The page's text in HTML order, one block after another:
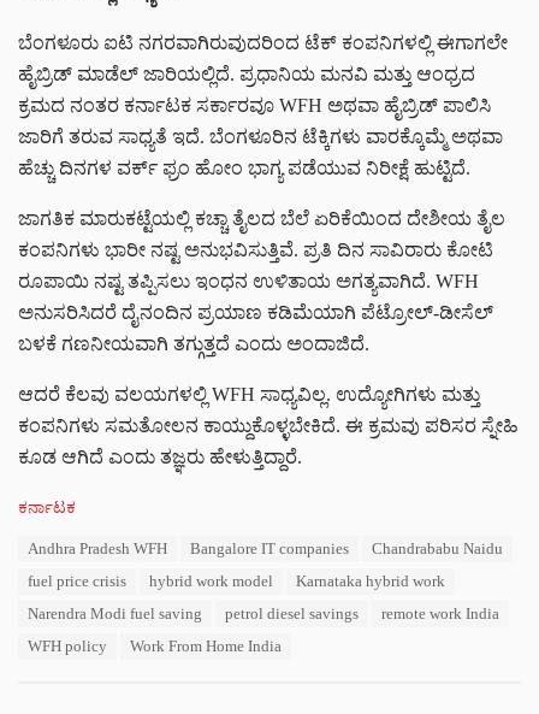
ಬೆಂಗಳೂರು ಐಟಿ ನಗರವಾಗಿರುವುದರಿಂದ ಟೆಕ್ ಕಂಪನಿಗಳಲ್ಲಿ ಈಗಾಗಲೇ
ಹೈಬ್ರಿಡ್ ಮಾಡೆಲ್ ಜಾರಿಯಲ್ಲಿದೆ. ಪ್ರಧಾನಿಯ ಮನವಿ ಮತ್ತು ಆಂಧ್ರದ
ಕ್ರಮದ ನಂತರ ಕರ್ನಾಟಕ ಸರ್ಕಾರವೂ WFH ಅಥವಾ ಹೈಬ್ರಿಡ್ ಪಾಲಿಸಿ
ಜಾರಿಗೆ ತರುವ ಸಾಧ್ಯತೆ ಇದೆ. ಬೆಂಗಳೂರಿನ ಟೆಕ್ಕಿಗಳು ವಾರಕ್ಕೊಮ್ಮೆ ಅಥವಾ
ಹೆಚ್ಚು ದಿನಗಳ ವರ್ಕ್ ಫ್ರಂ ಹೋಂ ಭಾಗ್ಯ ಪಡೆಯುವ ನಿರೀಕ್ಷೆ ಹುಟ್ಟಿದೆ.
ಜಾಗತಿಕ ಮಾರುಕಟ್ಟೆಯಲ್ಲಿ ಕಚ್ಚಾ ತೈಲದ ಬೆಲೆ ಏರಿಕೆಯಿಂದ ದೇಶೀಯ ತೈಲ
ಕಂಪನಿಗಳು ಭಾರೀ ನಷ್ಟ ಅನುಭವಿಸುತ್ತಿವೆ. ಪ್ರತಿ ದಿನ ಸಾವಿರಾರು ಕೋಟಿ
ರೂಪಾಯಿ ನಷ್ಟ ತಪ್ಪಿಸಲು ಇಂಧನ ಉಳಿತಾಯ ಅಗತ್ಯವಾಗಿದೆ. WFH
ಅನುಸರಿಸಿದರೆ ದೈನಂದಿನ ಪ್ರಯಾಣ ಕಡಿಮೆಯಾಗಿ ಪೆಟ್ರೋಲ್-ಡೀಸೆಲ್
ಬಳಕೆ ಗಣನೀಯವಾಗಿ ತಗ್ಗುತ್ತದೆ ಎಂದು ಅಂದಾಜಿದೆ.
ಆದರೆ ಕೆಲವು ವಲಯಗಳಲ್ಲಿ WFH ಸಾಧ್ಯವಿಲ್ಲ. ಉದ್ಯೋಗಿಗಳು ಮತ್ತು
ಕಂಪನಿಗಳು ಸಮತೋಲನ ಕಾಯ್ದುಕೊಳ್ಳಬೇಕಿದೆ. ಈ ಕ್ರಮವು ಪರಿಸರ ಸ್ನೇಹಿ
ಕೂಡ ಆಗಿದೆ ಎಂದು ತಜ್ಞರು ಹೇಳುತ್ತಿದ್ದಾರೆ.
C
ಕರ್ನಾಟಕ
Andhra Pradesh WFH Bangalore IT companies
Chandrababu Naidu
fuel price crisis
hybrid work model
Karnataka hybrid work
Narendra Modi fuel saving
petrol diesel savings
remote work India
WFH policy
Work From Home India